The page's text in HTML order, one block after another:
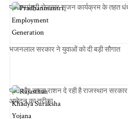
प्रधानमंत्री रोजगार सृजन कार्यक्रम के तहत
भजनलाल सरकार ने युवाओं को दी बड़ी सौगात
फ्री और सस्ता राशन दे रही है राजस्थान सरकार,
आवेदन का तरीका